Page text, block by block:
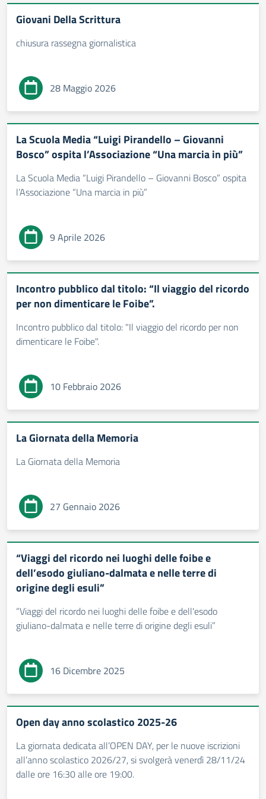
Giovani Della Scrittura
chiusura rassegna giornalistica
28 Maggio 2026
La Scuola Media “Luigi Pirandello – Giovanni
Bosco” ospita l’Associazione “Una marcia in più”
La Scuola Media “Luigi Pirandello – Giovanni Bosco” ospita
l’Associazione “Una marcia in più”
9 Aprile 2026
Incontro pubblico dal titolo: “Il viaggio del ricordo
per non dimenticare le Foibe”.
Incontro pubblico dal titolo: "Il viaggio del ricordo per non
dimenticare le Foibe".
10 Febbraio 2026
La Giornata della Memoria
La Giornata della Memoria
27 Gennaio 2026
“Viaggi del ricordo nei luoghi delle foibe e
dell’esodo giuliano-dalmata e nelle terre di
origine degli esuli”
“Viaggi del ricordo nei luoghi delle foibe e dell'esodo
giuliano-dalmata e nelle terre di origine degli esuli”
16 Dicembre 2025
Open day anno scolastico 2025-26
La giornata dedicata all’OPEN DAY, per le nuove iscrizioni
all’anno scolastico 2026/27, si svolgerà venerdì 28/11/24
dalle ore 16:30 alle ore 19:00.